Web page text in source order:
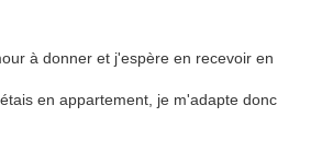
à donner et j'espère en recevoir en
en appartement, je m'adapte donc